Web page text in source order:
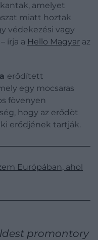
amelyet
miatt hoztak
védekezési vagy
írja a Hello Magyar az
erődített
egy mocsaras
fövenyen
hogy az erődöt
erődjének tartják.
Európában, ahol
promontory